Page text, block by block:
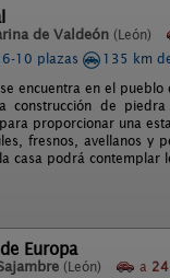
de Valdeón (León)
6-10 plazas
135 km
se encuentra en el
construcción de
proporcionar una
fresnos, avellanos y
casa podrá
Europa
(León) a